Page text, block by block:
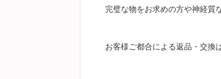
完璧な物をお求めの方や神経質
お客様ご都合による返品・交換